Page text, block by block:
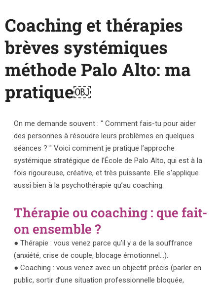
Coaching et thérapies
brèves systémiques
méthode Palo Alto: ma
pratique￼
On me demande souvent : " Comment fais-tu pour aider
des personnes à résoudre leurs problèmes en quelques
séances ? " Voici comment je pratique l’approche
systémique stratégique de l’École de Palo Alto, qui est à la
fois rigoureuse, créative, et très puissante. Elle s'applique
aussi bien à la psychothérapie qu’au coaching.
Thérapie ou coaching : que fait-
on ensemble ?
● Thérapie : vous venez parce qu’il y a de la souffrance
(anxiété, crise de couple, blocage émotionnel…).
● Coaching : vous venez avec un objectif précis (parler en
public, sortir d’une situation professionnelle bloquée,